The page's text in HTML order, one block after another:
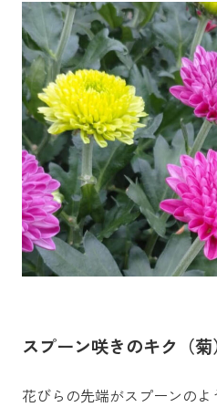
スプーン咲きのキク（菊
花びらの先端がスプーンの